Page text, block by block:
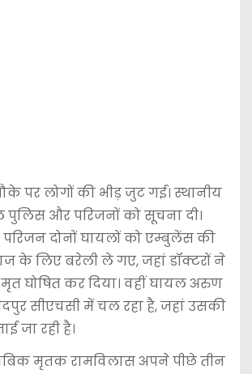
पर लोगों की भीड़ जुट गई। स्थानीय
पुलिस और परिजनों को सूचना दी।
दोनों घायलों को एम्बुलेंस की
के लिए बरेली ले गए, जहां डॉक्टरों ने
घोषित कर दिया। वहीं घायल अरुण
सीएचसी में चल रहा है, जहां उसकी
जा रही है।
मृतक रामविलास अपने पीछे तीन